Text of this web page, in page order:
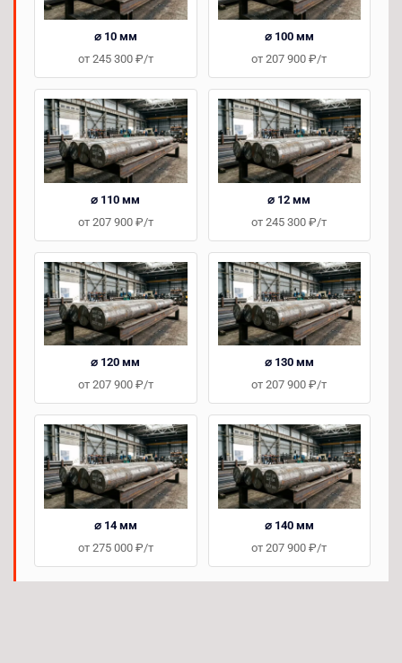
⌀ 10 мм
от 245 300 ₽/т
⌀ 100 мм
от 207 900 ₽/т
⌀ 110 мм
от 207 900 ₽/т
⌀ 12 мм
от 245 300 ₽/т
⌀ 120 мм
от 207 900 ₽/т
⌀ 130 мм
от 207 900 ₽/т
⌀ 14 мм
от 275 000 ₽/т
⌀ 140 мм
от 207 900 ₽/т